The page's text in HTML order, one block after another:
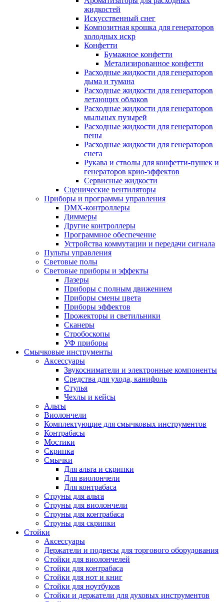
жидкостей
Искусственный снег
Композитная крошка для генераторов
холодных искр
Конфетти
Бумажное конфетти
Метализированное конфетти
Расходные жидкости для генераторов
дыма и тумана
Расходные жидкости для генераторов
летающих облаков
Расходные жидкости для генераторов
мыльных пузырей
Расходные жидкости для генераторов
пены
Расходные жидкости для генераторов
снега
Рукава и стволы для конфетти-пушек и
генераторов крио-эффектов
Сервисные жидкости
Сценические вентиляторы
Приборы и программы управления
DMX-контроллеры
Диммеры
Другие контроллеры
Программное обеспечение
Устройства коммутации и передачи сигнала
Пульты управления
Световые полы
Световые приборы и эффекты
Лазеры
Приборы с полным движением
Приборы смены цвета
Приборы эффектов
Прожекторы и светильники
Сканеры
Стробоскопы
УФ приборы
Смычковые инструменты
Аксессуары
Звукосниматели и электронные компоненты
Средства для ухода, канифоль
Стулья
Чехлы и кейсы
Альты
Виолончели
Комплектующие для смычковых инструментов
Контрабасы
Мостики
Скрипка
Смычки
Для альта и скрипки
Для виолончели
Для контрабаса
Струны для альта
Струны для виолончели
Струны для контрабаса
Струны для скрипки
Стойки
Аксессуары
Держатели и подвесы для торгового оборудования
Стойки для виолончелей
Стойки для контрабаса
Стойки для нот и книг
Стойки для ноутбуков
Стойки и держатели для духовых инструментов